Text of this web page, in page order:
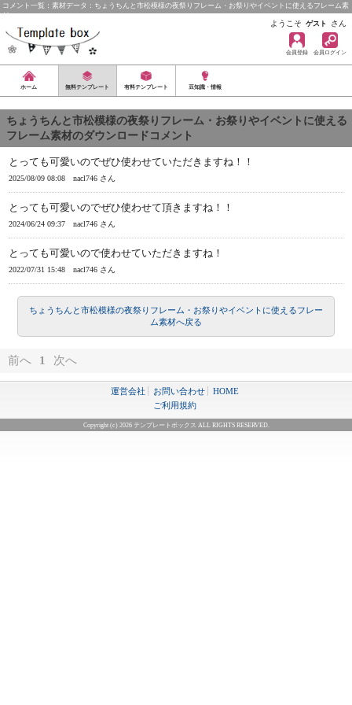
コメント一覧：素材データ：ちょうちんと市松模様の夜祭りフレーム・お祭りやイベントに使えるフレーム素
材
ようこそ ゲスト さん
会員登録 会員ログイン
ホーム 無料テンプレート 有料テンプレート 豆知識・情報
ちょうちんと市松模様の夜祭りフレーム・お祭りやイベントに使える
フレーム素材のダウンロードコメント
とっても可愛いのでぜひ使わせていただきますね！！
2025/08/09 08:08 nacl746 さん
とっても可愛いのでぜひ使わせて頂きますね！！
2024/06/24 09:37 nacl746 さん
とっても可愛いので使わせていただきますね！
2022/07/31 15:48 nacl746 さん
ちょうちんと市松模様の夜祭りフレーム・お祭りやイベントに使えるフレー
ム素材へ戻る
前へ 1 次へ
運営会社 お問い合わせ
HOME
ご利用規約
Copyright (c) 2026 テンプレートボックス ALL RIGHTS RESERVED.